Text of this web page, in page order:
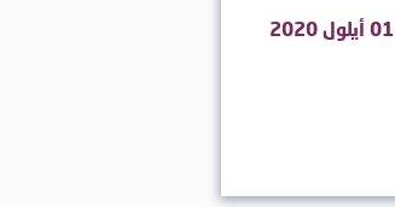
01 أيلول 2020